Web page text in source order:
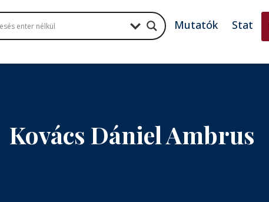
Mutatók Stat
Kovács Dániel Ambrus